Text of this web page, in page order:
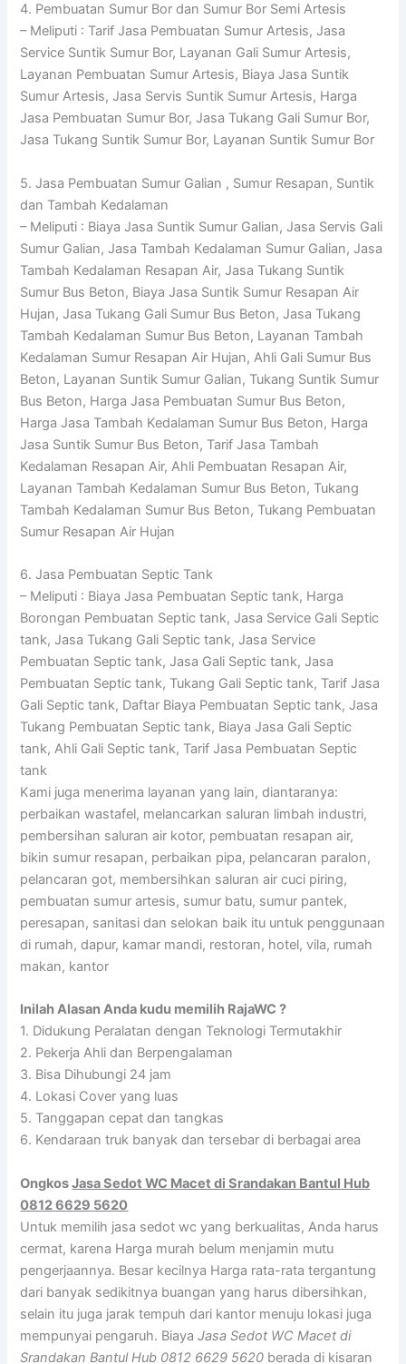
4. Pembuatan Sumur Bor dan Sumur Bor Semi Artesis
– Meliputi : Tarif Jasa Pembuatan Sumur Artesis, Jasa
Service Suntik Sumur Bor, Layanan Gali Sumur Artesis,
Layanan Pembuatan Sumur Artesis, Biaya Jasa Suntik
Sumur Artesis, Jasa Servis Suntik Sumur Artesis, Harga
Jasa Pembuatan Sumur Bor, Jasa Tukang Gali Sumur Bor,
Jasa Tukang Suntik Sumur Bor, Layanan Suntik Sumur Bor
5. Jasa Pembuatan Sumur Galian , Sumur Resapan, Suntik
dan Tambah Kedalaman
– Meliputi : Biaya Jasa Suntik Sumur Galian, Jasa Servis Gali
Sumur Galian, Jasa Tambah Kedalaman Sumur Galian, Jasa
Tambah Kedalaman Resapan Air, Jasa Tukang Suntik
Sumur Bus Beton, Biaya Jasa Suntik Sumur Resapan Air
Hujan, Jasa Tukang Gali Sumur Bus Beton, Jasa Tukang
Tambah Kedalaman Sumur Bus Beton, Layanan Tambah
Kedalaman Sumur Resapan Air Hujan, Ahli Gali Sumur Bus
Beton, Layanan Suntik Sumur Galian, Tukang Suntik Sumur
Bus Beton, Harga Jasa Pembuatan Sumur Bus Beton,
Harga Jasa Tambah Kedalaman Sumur Bus Beton, Harga
Jasa Suntik Sumur Bus Beton, Tarif Jasa Tambah
Kedalaman Resapan Air, Ahli Pembuatan Resapan Air,
Layanan Tambah Kedalaman Sumur Bus Beton, Tukang
Tambah Kedalaman Sumur Bus Beton, Tukang Pembuatan
Sumur Resapan Air Hujan
6. Jasa Pembuatan Septic Tank
– Meliputi : Biaya Jasa Pembuatan Septic tank, Harga
Borongan Pembuatan Septic tank, Jasa Service Gali Septic
tank, Jasa Tukang Gali Septic tank, Jasa Service
Pembuatan Septic tank, Jasa Gali Septic tank, Jasa
Pembuatan Septic tank, Tukang Gali Septic tank, Tarif Jasa
Gali Septic tank, Daftar Biaya Pembuatan Septic tank, Jasa
Tukang Pembuatan Septic tank, Biaya Jasa Gali Septic
tank, Ahli Gali Septic tank, Tarif Jasa Pembuatan Septic
tank
Kami juga menerima layanan yang lain, diantaranya:
perbaikan wastafel, melancarkan saluran limbah industri,
pembersihan saluran air kotor, pembuatan resapan air,
bikin sumur resapan, perbaikan pipa, pelancaran paralon,
pelancaran got, membersihkan saluran air cuci piring,
pembuatan sumur artesis, sumur batu, sumur pantek,
peresapan, sanitasi dan selokan baik itu untuk penggunaan
di rumah, dapur, kamar mandi, restoran, hotel, vila, rumah
makan, kantor
Inilah Alasan Anda kudu memilih RajaWC ?
1. Didukung Peralatan dengan Teknologi Termutakhir
2. Pekerja Ahli dan Berpengalaman
3. Bisa Dihubungi 24 jam
4. Lokasi Cover yang luas
5. Tanggapan cepat dan tangkas
6. Kendaraan truk banyak dan tersebar di berbagai area
OngkosJasa Sedot WC Macet di Srandakan Bantul Hub
0812 6629 5620
Untuk memilih jasa sedot wc yang berkualitas, Anda harus
cermat, karena Harga murah belum menjamin mutu
pengerjaannya. Besar kecilnya Harga rata-rata tergantung
dari banyak sedikitnya buangan yang harus dibersihkan,
selain itu juga jarak tempuh dari kantor menuju lokasi juga
mempunyai pengaruh. BiayaJasa Sedot WC Macet di
Srandakan Bantul Hub 0812 6629 5620 berada di kisaran